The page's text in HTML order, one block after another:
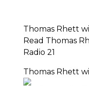
Thomas Rhett
Read Thomas
Radio 21
Thomas Rhett